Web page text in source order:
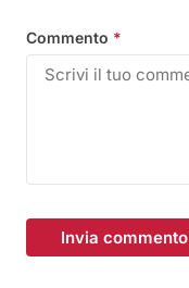
Commento *
Invia commento